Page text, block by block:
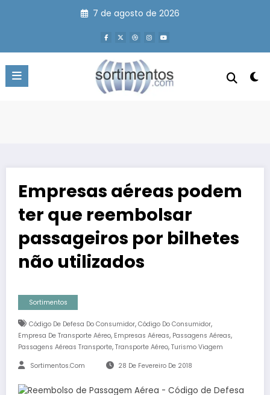
7 de agosto de 2026
Empresas aéreas podem
ter que reembolsar
passageiros por bilhetes
não utilizados
Sortimentos
Código De Defesa Do Consumidor, Código Do Consumidor,
Empresa De Transporte Aéreo, Empresas Aéreas, Passagens Aéreas,
Passagens Aéreas Transporte, Transporte Aéreo, Turismo Viagem
Sortimentos.com 28 De Fevereiro De 2018